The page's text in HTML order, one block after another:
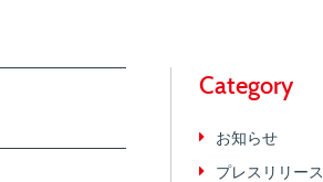
Category
お知らせ
プレスリリース